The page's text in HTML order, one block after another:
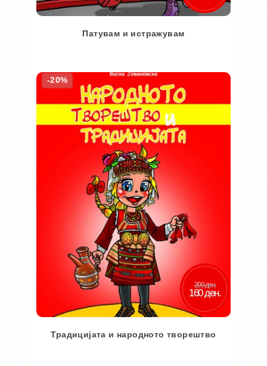
Патувам и истражувам
Во кошничка
Додај во желби
Додај за споредба
-20%
200 ден.
160 ден.
Традицијата и народното творештво